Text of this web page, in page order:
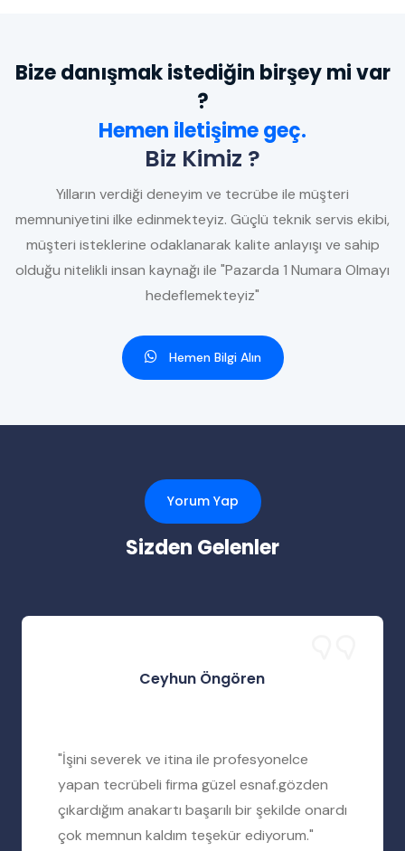
Bize danışmak istediğin birşey mi var
?
Hemen iletişime geç.
Biz Kimiz ?
Yılların verdiği deneyim ve tecrübe ile müşteri
memnuniyetini ilke edinmekteyiz. Güçlü teknik servis ekibi,
müşteri isteklerine odaklanarak kalite anlayışı ve sahip
olduğu nitelikli insan kaynağı ile "Pazarda 1 Numara Olmayı
hedeflemekteyiz"
Hemen Bilgi Alın
Yorum Yap
Sizden Gelenler
Ceyhun Öngören
"İşini severek ve itina ile profesyonelce
yapan tecrübeli firma güzel esnaf.gözden
çıkardığım anakartı başarılı bir şekilde onardı
çok memnun kaldım teşekür ediyorum."